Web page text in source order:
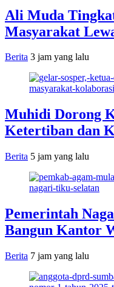
Ali Muda
Masyarakat
Berita 3 jam yang lalu
Muhidi Dorong
Ketertiban dan
Berita 5 jam yang lalu
Pemerintah
Bangun Kantor
Berita 7 jam yang lalu